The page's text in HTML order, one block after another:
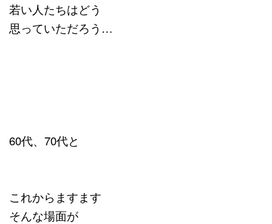
若い人たちはどう
思っていただろう…
60代、70代と
これからますます
そんな場面が